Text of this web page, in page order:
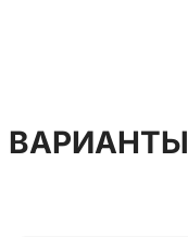
ВАРИАНТЫ